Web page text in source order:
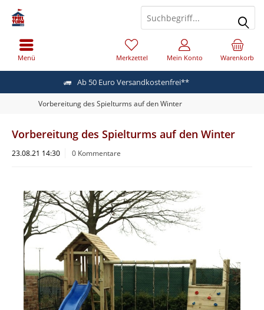
Ab 50 Euro Versandkostenfrei**
Menü Warenkorb
Merkzettel Mein Konto
Vorbereitung des Spielturms auf den Winter
Vorbereitung des Spielturms auf den Winter
23.08.21 14:30 0 Kommentare